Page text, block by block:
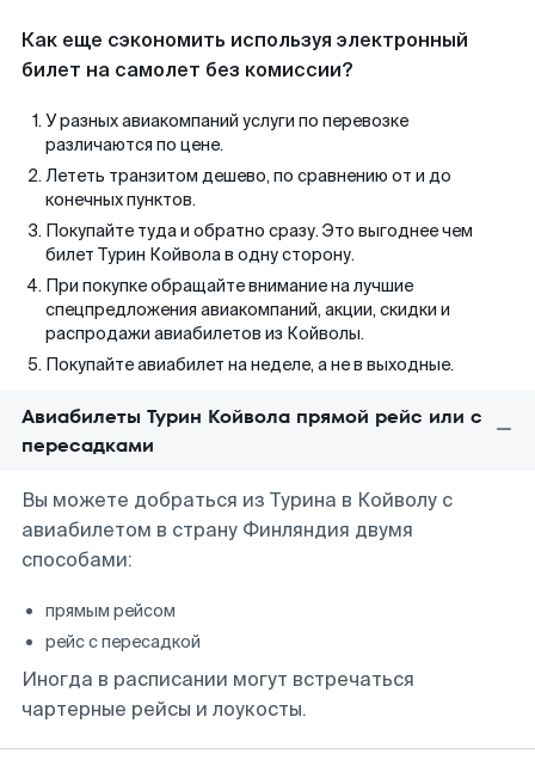
Как еще сэкономить используя электронный
билет на самолет без комиссии?
У разных авиакомпаний услуги по перевозке
различаются по цене.
Лететь транзитом дешево, по сравнению от и до
конечных пунктов.
Покупайте туда и обратно сразу. Это выгоднее чем
билет Турин Койвола в одну сторону.
При покупке обращайте внимание на лучшие
спецпредложения авиакомпаний, акции, скидки и
распродажи авиабилетов из Койволы.
Покупайте авиабилет на неделе, а не в выходные.
Авиабилеты Турин Койвола прямой рейс или с
пересадками
Вы можете добраться из Турина в Койволу с
авиабилетом в страну Финляндия двумя
способами:
прямым рейсом
рейс с пересадкой
Иногда в расписании могут встречаться
чартерные рейсы и лоукосты.